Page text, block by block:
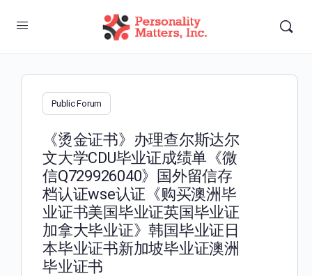
Public Forum
《烫金证书》办理查尔斯达尔
文大学CDU毕业证成绩单《微
信Q729926040》国外留信存
档认证wse认证《购买澳洲毕
业证书美国毕业证英国毕业证
加拿大毕业证》韩国毕业证日
本毕业证书新加坡毕业证澳洲
毕业证书